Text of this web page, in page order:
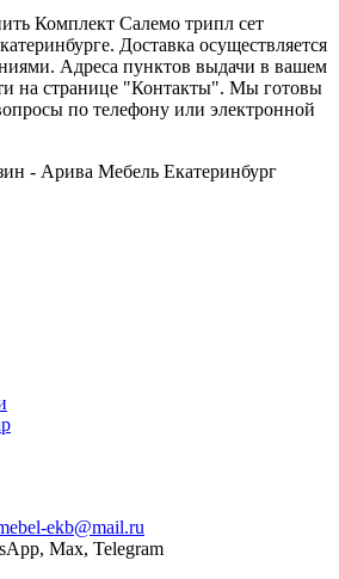
Комплект Салемо трипл сет
Доставка осуществляется
Адреса пунктов выдачи в вашем
на странице "Контакты". Мы готовы
по телефону или электронной
- Арива Мебель Екатеринбург
ekb@mail.ru
Max, Telegram